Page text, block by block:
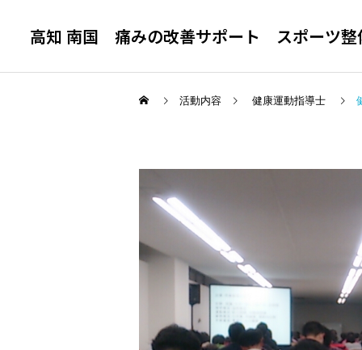
高知 南国 痛みの改善サポート スポーツ
膝痛・変形性膝関節症
まほろばクラブ南国
アスリート教室
まほろばクラブ南国 アス
リート教室
活動内容 健康運動指導士